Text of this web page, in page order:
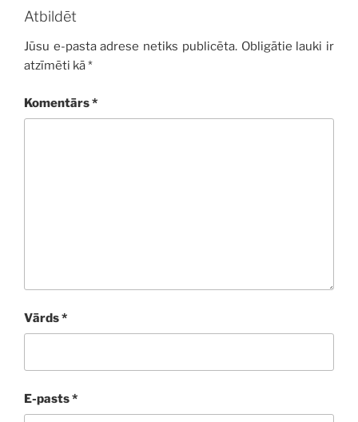
Atbildēt
Jūsu e-pasta adrese netiks publicēta. Obligātie lauki ir
atzīmēti kā*
Komentārs*
Vārds*
E-pasts*